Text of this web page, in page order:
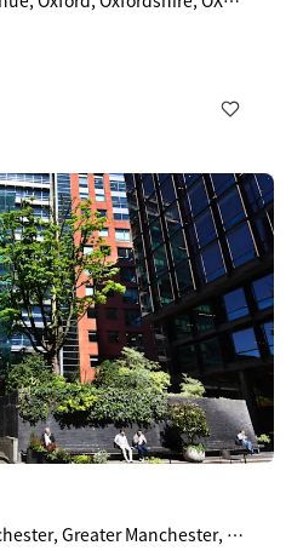
Greater Manchester, M